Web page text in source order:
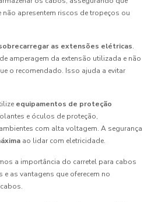
apresentem riscos de tropeços ou
as extensões elétricas.
amperagem da extensão utilizada e não
o recomendado. Isso ajuda a evitar
equipamentos de proteção
e óculos de proteção,
com alta voltagem. A segurança
ao lidar com eletricidade.
a importância do carretel para cabos
as vantagens que oferecem no